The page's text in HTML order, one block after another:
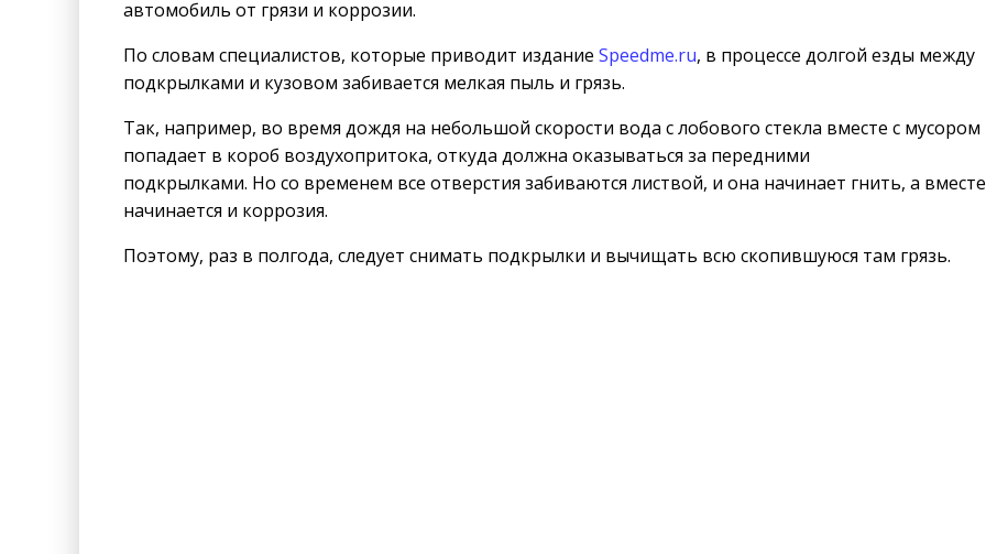
автомобиль от грязи и коррозии.
По словам специалистов, которые приводит издание Speedme.ru, в процессе долгой езды между
подкрылками и кузовом забивается мелкая пыль и грязь.
Так, например, во время дождя на небольшой скорости вода с лобового стекла вместе с мусором
попадает в короб воздухопритока, откуда должна оказываться за передними
подкрылками. Но со временем все отверстия забиваются листвой, и она начинает гнить, а
начинается и коррозия.
Поэтому, раз в полгода, следует снимать подкрылки и вычищать всю скопившуюся там грязь.